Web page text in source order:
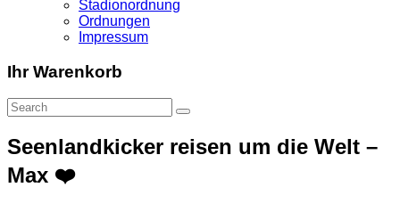
Stadionordnung
Ordnungen
Impressum
Ihr Warenkorb
Seenlandkicker reisen um die Welt –
Max ❤️